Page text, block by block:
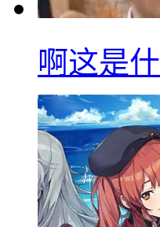
啊这是